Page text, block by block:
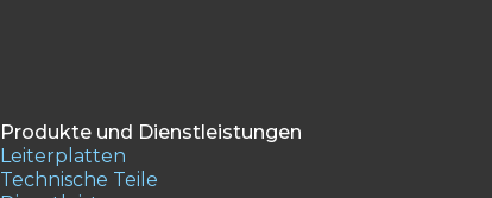
Produkte und Dienstleistungen
Leiterplatten
Technische Teile